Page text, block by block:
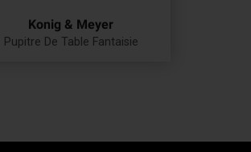
Konig & Meyer
Pupitre De Table Fantaisie